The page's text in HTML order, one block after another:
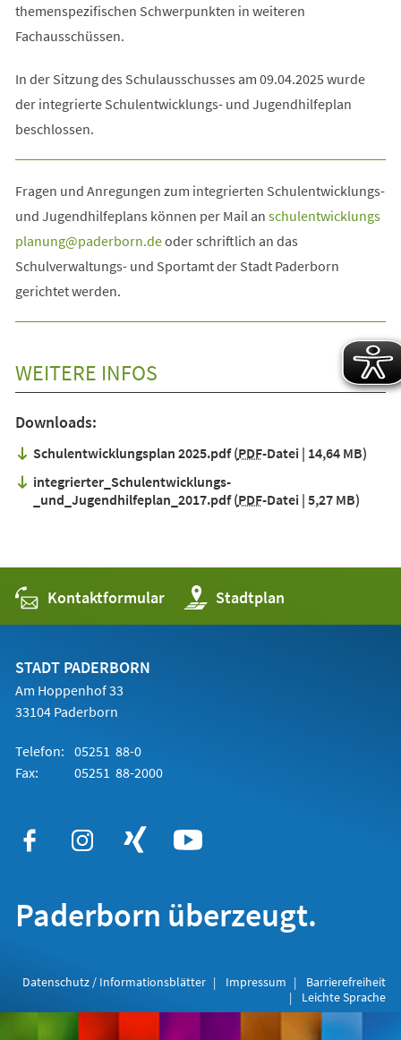
themenspezifischen Schwerpunkten in weiteren
Fachausschüssen.
In der Sitzung des Schulausschusses am 09.04.2025 wurde
der integrierte Schulentwicklungs- und Jugendhilfeplan
beschlossen.
Fragen und Anregungen zum integrierten Schulentwicklungs-
und Jugendhilfeplans können per Mail an schulentwicklungs
planung
paderborn deoder schriftlich an das
Schulverwaltungs- und Sportamt der Stadt Paderborn
gerichtet werden.
WEITERE INFOS
Downloads:
Schulentwicklungsplan 2025.pdf PDF-Datei 14,64 MB
integrierter_Schulentwicklungs-
_und_Jugendhilfeplan_2017.pdf PDF-Datei 5,27 MB
Kontaktformular Stadtplan
(Öffnet
in
einem
STADT PADERBORN
Am Hoppenhof 33
33104 Paderborn
Telefon: 05251 88-0
Fax:
05251 88-2000
Paderborn überzeugt.
Datenschutz / Informationsblätter Impressum
Barrierefreiheit
Leichte Sprache